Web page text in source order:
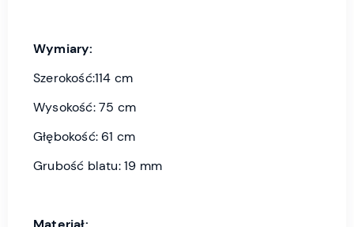
Wymiary:
Szerokość:114 cm
Wysokość: 75 cm
Głębokość: 61 cm
Grubość blatu: 19 mm